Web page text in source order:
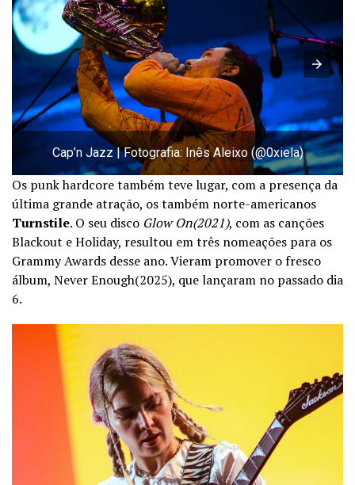
Cap’n Jazz | Fotografia: Inês Aleixo (@0xiela)
Os punk hardcore também teve lugar, com a presença da
última grande atração, os também norte-americanos
Turnstile. O seu disco Glow On(2021), com as canções
Blackout e Holiday, resultou em três nomeações para os
Grammy Awards desse ano. Vieram promover o fresco
álbum, Never Enough(2025), que lançaram no passado dia
6.